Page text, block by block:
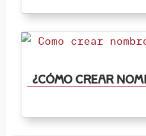
¿Cómo crear